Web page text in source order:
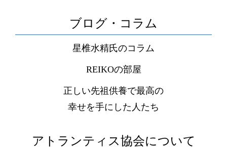
ブログ・コラム
星椎水精氏のコラム
REIKOの部屋
正しい先祖供養で最高の
幸せを手にした人たち
アトランティス協会について